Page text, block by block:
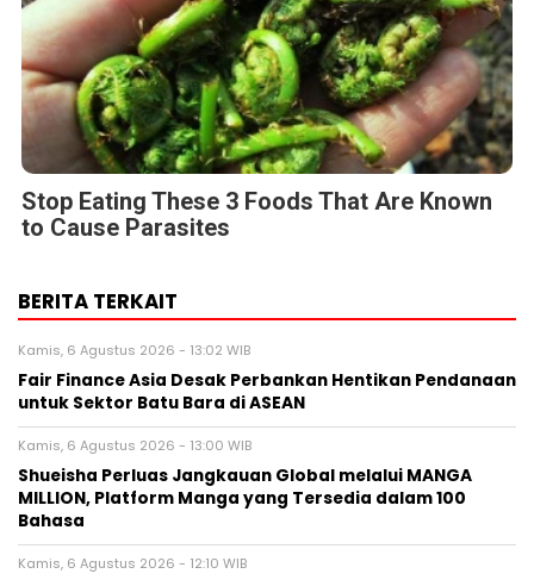
Stop Eating These 3 Foods That Are Known
to Cause Parasites
BERITA TERKAIT
Kamis, 6 Agustus 2026 - 13:02 WIB
Fair Finance Asia Desak Perbankan Hentikan Pendanaan
untuk Sektor Batu Bara di ASEAN
Kamis, 6 Agustus 2026 - 13:00 WIB
Shueisha Perluas Jangkauan Global melalui MANGA
MILLION, Platform Manga yang Tersedia dalam 100
Bahasa
Kamis, 6 Agustus 2026 - 12:10 WIB